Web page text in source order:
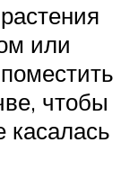
или
чтобы
касалась